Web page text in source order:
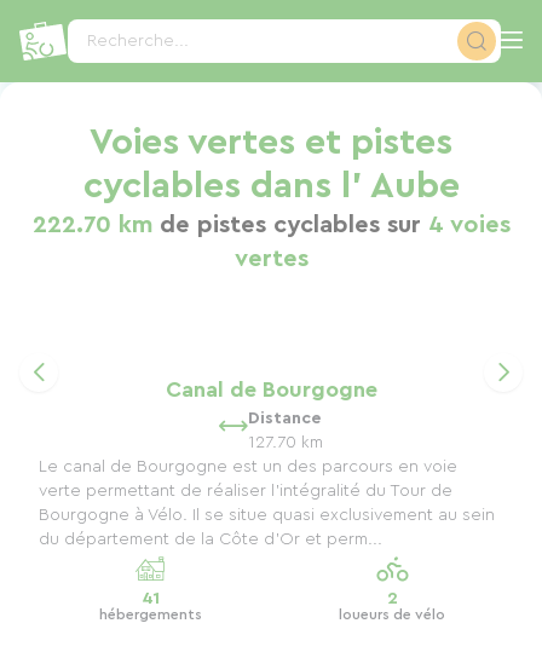
Recherche...
Voies vertes et pistes
cyclables dans l' Aube
222.70 kmde pistes cyclables sur 4 voies
vertes
Canal de Bourgogne
Distance
127.70 km
Le canal de Bourgogne est un des parcours en voie
verte permettant de réaliser l'intégralité du Tour de
Bourgogne à Vélo. Il se situe quasi exclusivement au sein
du département de la Côte d'Or et perm...
41
hébergements
2
loueurs de vélo
Panneau de gestion des cookies